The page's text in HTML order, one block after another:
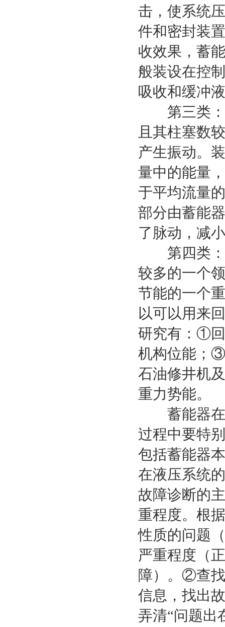
击，使系统
件和密封装
收效果，蓄
般装设在控
吸收和缓冲
第三类：
且其柱塞数
产生振动。
量中的能量
于平均流量
部分由蓄能
了脉动，减
第四类：
较多的一个
节能的一个
以可以用来
研究有：①
机构位能；
石油修井机
重力势能。
蓄能器在
过程中要特
包括蓄能器
在液压系统
故障诊断的
重程度。根
性质的问题
严重程度（
障）。②查
信息，找出
弄清“问题